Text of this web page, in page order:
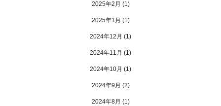
2025年2月 (1)
2025年1月 (1)
2024年12月 (1)
2024年11月 (1)
2024年10月 (1)
2024年9月 (2)
2024年8月 (1)